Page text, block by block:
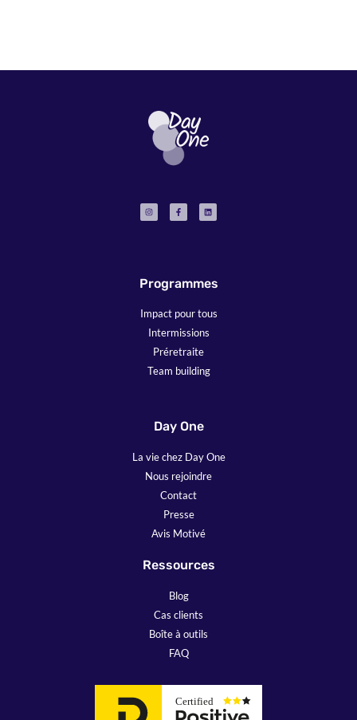
Programmes
Impact pour tous
Intermissions
Préretraite
Team building
Day One
La vie chez Day One
Nous rejoindre
Contact
Presse
Avis Motivé
Ressources
Blog
Cas clients
Boîte à outils
FAQ